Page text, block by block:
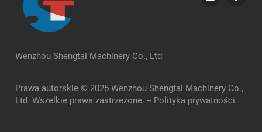
Wenzhou Shengtai Machinery Co., Ltd
Prawa autorskie © 2025 Wenzhou Shengtai Machinery Co.,
Ltd. Wszelkie prawa zastrzeżone. -- Polityka prywatności